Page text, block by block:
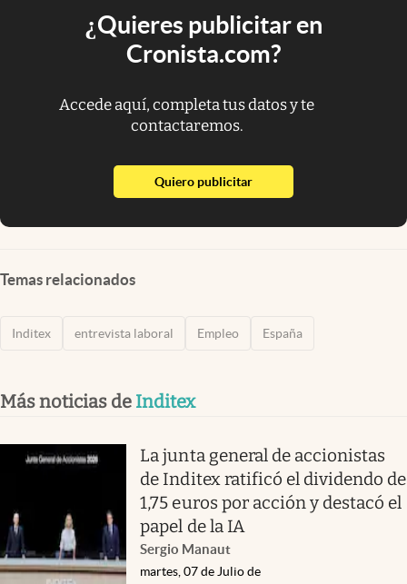
¿Quieres publicitar en
Cronista.com?
Accede aquí, completa tus datos y te
contactaremos.
Quiero publicitarabre en nueva pestaña
Temas relacionados
Inditex entrevista laboral Empleo España
Más noticias de Inditex
La junta general de accionistas
de Inditex ratificó el dividendo de
1,75 euros por acción y destacó el
papel de la IA
Sergio Manaut
martes, 07 de Julio de